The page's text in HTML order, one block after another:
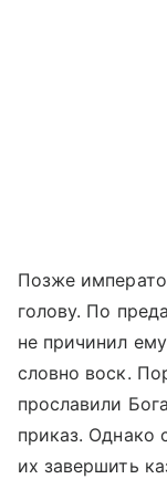
Позже
голову. По
не причинил
словно воск.
прославили
приказ. Однако
их завершить